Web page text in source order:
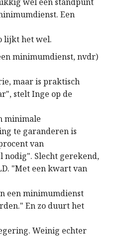
Een
lijkt het wel.
minimumdienst, nvdr)
maar is praktisch
stelt Inge op de
minimale
te garanderen is
van
nodig". Slecht gerekend,
"Met een kwart van
een minimumdienst
En zo duurt het
Weinig echter